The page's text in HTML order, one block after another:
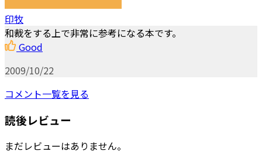
印牧
和裁をする上で非常に参考になる本です。
Good
2009/10/22
コメント一覧を見る
読後レビュー
まだレビューはありません。